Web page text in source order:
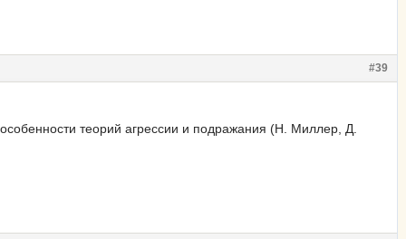
#39
теорий агрессии и подражания (Н. Миллер, Д.